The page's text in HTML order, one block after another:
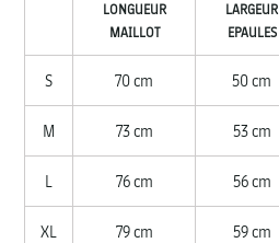
LONGUEUR
MAILLOT
LARGEUR
EPAULES
S 70 cm 50 cm
M 73 cm 53 cm
L 76 cm 56 cm
XL 79 cm 59 cm